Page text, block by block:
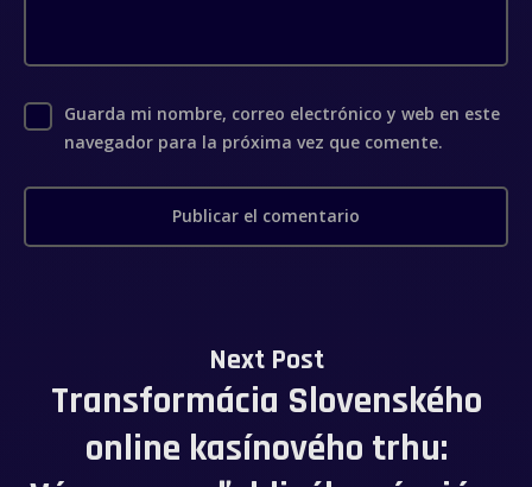
Guarda mi nombre, correo electrónico y web en este
navegador para la próxima vez que comente.
Next Post
Transformácia Slovenského
online kasínového trhu: